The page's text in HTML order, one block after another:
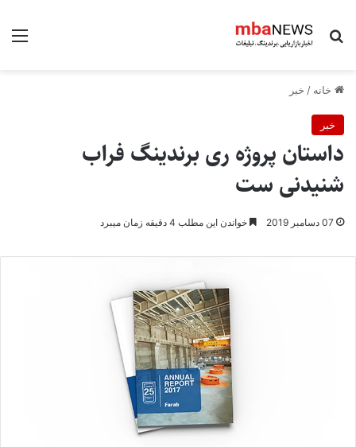
جستجو برای
خانه / خبر
خبر
داستان پروژه ری برندینگ فراب
شنیدنی ست
07 دسامبر 2019 خواندن این مطلب 4 دقیقه زمان میبرد